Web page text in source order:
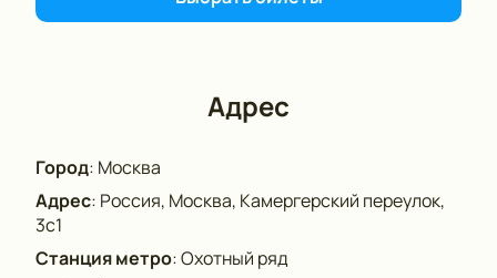
исполнением Натальи Теняковой и погрузиться в
Адрес
Город: Москва
Адрес: Россия, Москва, Камергерский переулок,
3с1
Станция метро:Охотный ряд